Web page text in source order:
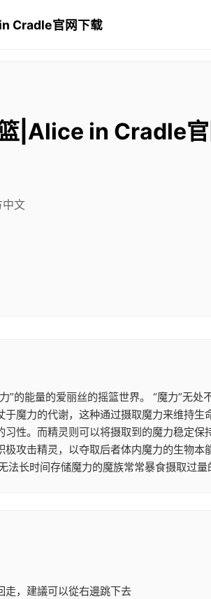
Cradle官网下载
|Alice in Cradle
中文
”的能量的爱丽丝的摇篮世界。 “魔力”无
魔力的代谢，这种通过摄取魔力来维持
习性。而精灵则可以将摄取到的魔力稳定
极攻击精灵，以夺取后者体内魔力的生物
法长时间存储魔力的魔族常常暴食摄取过
走，建議可以從右邊跳下去